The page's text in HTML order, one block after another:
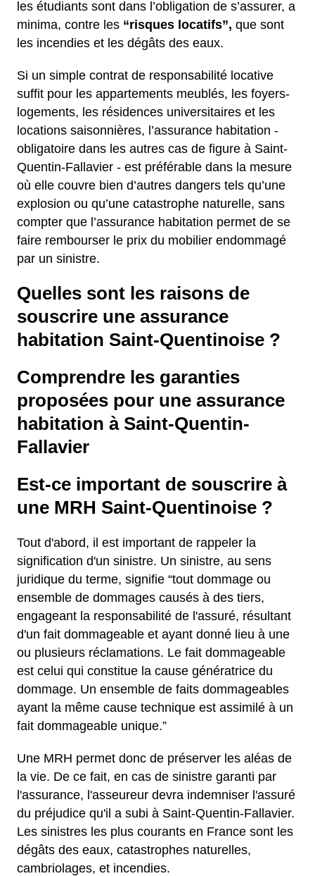
les étudiants sont dans l’obligation de s’assurer, a
minima, contre les “risques locatifs”, que sont
les incendies et les dégâts des eaux.
Si un simple contrat de responsabilité locative
suffit pour les appartements meublés, les foyers-
logements, les résidences universitaires et les
locations saisonnières, l’assurance habitation -
obligatoire dans les autres cas de figure à Saint-
Quentin-Fallavier - est préférable dans la mesure
où elle couvre bien d’autres dangers tels qu’une
explosion ou qu’une catastrophe naturelle, sans
compter que l’assurance habitation permet de se
faire rembourser le prix du mobilier endommagé
par un sinistre.
Quelles sont les raisons de
souscrire une assurance
habitation Saint-Quentinoise ?
Comprendre les garanties
proposées pour une assurance
habitation à Saint-Quentin-
Fallavier
Est-ce important de souscrire à
une MRH Saint-Quentinoise ?
Tout d'abord, il est important de rappeler la
signification d'un sinistre. Un sinistre, au sens
juridique du terme, signifie “tout dommage ou
ensemble de dommages causés à des tiers,
engageant la responsabilité de l'assuré, résultant
d'un fait dommageable et ayant donné lieu à une
ou plusieurs réclamations. Le fait dommageable
est celui qui constitue la cause génératrice du
dommage. Un ensemble de faits dommageables
ayant la même cause technique est assimilé à un
fait dommageable unique.”
Une MRH permet donc de préserver les aléas de
la vie. De ce fait, en cas de sinistre garanti par
l'assurance, l'asseureur devra indemniser l'assuré
du préjudice qu'il a subi à Saint-Quentin-Fallavier.
Les sinistres les plus courants en France sont les
dégâts des eaux, catastrophes naturelles,
cambriolages, et incendies.